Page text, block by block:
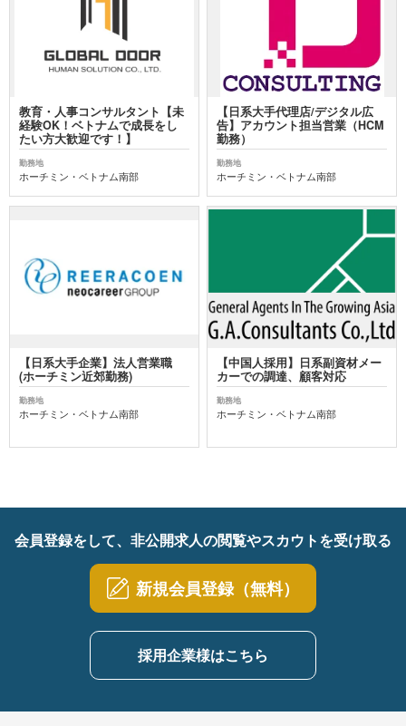
教育・人事コンサルタント【未
経験OK！ベトナムで成長をし
たい方大歓迎です！】
勤務地
ホーチミン・ベトナム南部
【日系大手代理店/デジタル広
告】アカウント担当営業（HCM
勤務）
勤務地
ホーチミン・ベトナム南部
【日系大手企業】法人営業職
(ホーチミン近郊勤務)
勤務地
ホーチミン・ベトナム南部
【中国人採用】日系副資材メー
カーでの調達、顧客対応
勤務地
ホーチミン・ベトナム南部
会員登録をして、非公開求人の閲覧やスカウトを受け取る
新規会員登録（無料）
採用企業様はこちら